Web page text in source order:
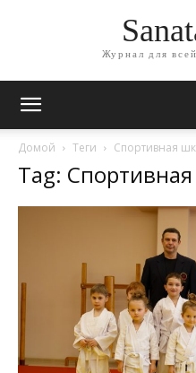
Журнал для
Домой Теги Спортивная
Tag: